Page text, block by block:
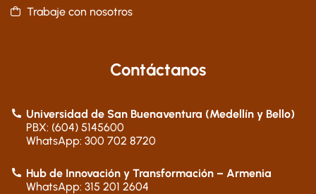
Trabaje con nosotros
Contáctanos
Universidad de San Buenaventura (Medellín y Bello)
PBX: (604) 5145600
WhatsApp: 300 702 8720
Hub de Innovación y Transformación – Armenia
WhatsApp: 315 201 2604